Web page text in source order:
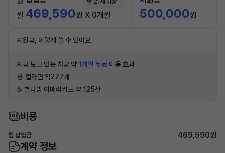
만 21세 이상
월 469,590원 X 0개월 500,000원
지원금, 이렇게 쓸 수 있어요
지금 보고 있는 차량 약 1개월 무료 이용 효과
🍜 컵라면 약277개
☕️ 별다방 아메리카노 약 125잔
비용
월 납입금 469,590원
계약 정보